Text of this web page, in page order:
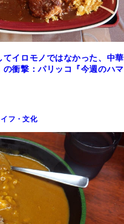
てイロモノではなかった、中華
衝撃：パリッコ『今週のハマ
イフ・文化